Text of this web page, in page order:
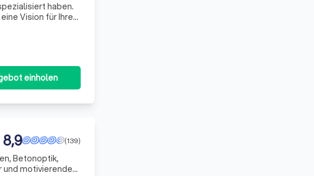
haben.
Vision für Ihre
einholen
(139)
8,9
Betonoptik,
und motivierender